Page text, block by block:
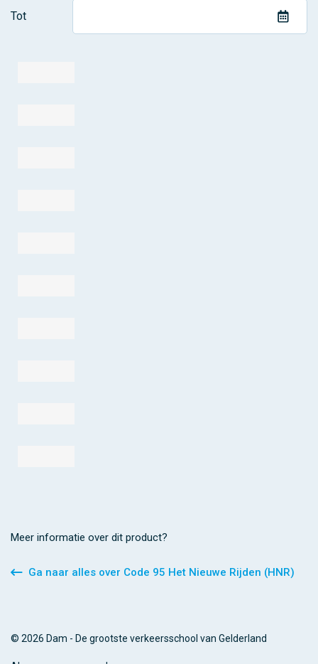
Tot
Meer informatie over dit product?
Ga naar alles over Code 95 Het Nieuwe Rijden (HNR)
© 2026 Dam - De grootste verkeersschool van Gelderland